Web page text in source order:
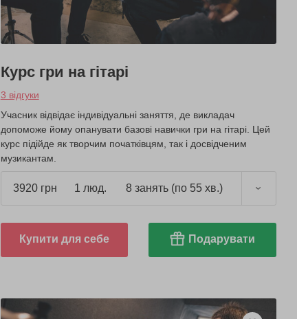
Курс гри на гітарі
3 відгуки
Учасник відвідає індивідуальні заняття, де викладач
допоможе йому опанувати базові навички гри на гітарі. Цей
курс підійде як творчим початківцям, так і досвідченим
музикантам.
3920 грн 1 люд. 8 занять (по 55 хв.)
Купити для себе Подарувати